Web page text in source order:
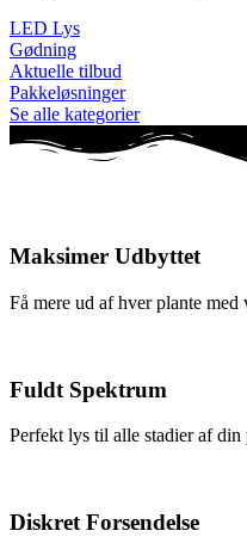
LED Lys
Gødning
Aktuelle tilbud
Pakkeløsninger
Se alle kategorier
Maksimer Udbyttet
Få mere ud af hver plante med
Fuldt Spektrum
Perfekt lys til alle stadier af din
Diskret Forsendelse